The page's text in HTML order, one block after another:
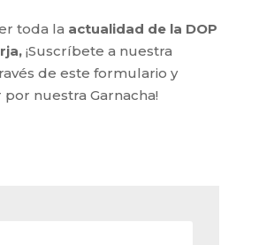
toda la actualidad de la DOP
¡Suscríbete a nuestra
de este formulario y
nuestra Garnacha!